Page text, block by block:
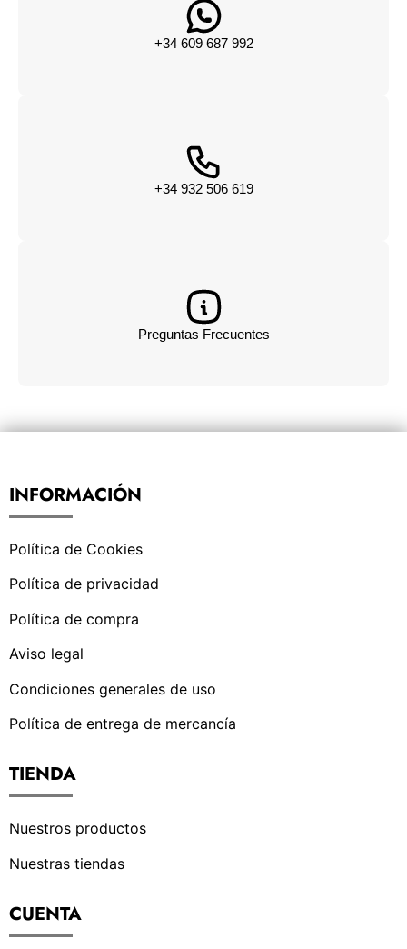
+34 609 687 992
+34 932 506 619
Preguntas Frecuentes
INFORMACIÓN
Política de Cookies
Política de privacidad
Política de compra
Aviso legal
Condiciones generales de uso
Política de entrega de mercancía
TIENDA
Nuestros productos
Nuestras tiendas
CUENTA